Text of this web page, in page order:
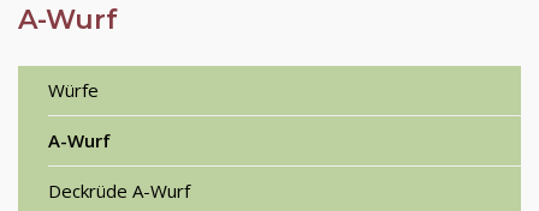
A-Wurf
Würfe
A-Wurf
Deckrüde A-Wurf